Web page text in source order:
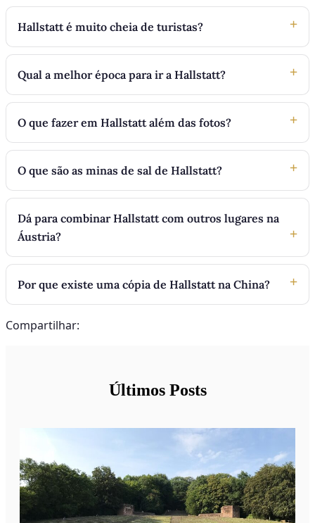
Hallstatt é muito cheia de turistas?
Qual a melhor época para ir a Hallstatt?
O que fazer em Hallstatt além das fotos?
O que são as minas de sal de Hallstatt?
Dá para combinar Hallstatt com outros lugares na
Áustria?
Por que existe uma cópia de Hallstatt na China?
Compartilhar:
Últimos Posts